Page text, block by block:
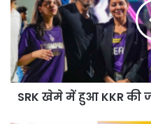
हुआ
KKR
की
जीत
का
जोरदार
जश्न,
SRK खेमे में हुआ KKR की